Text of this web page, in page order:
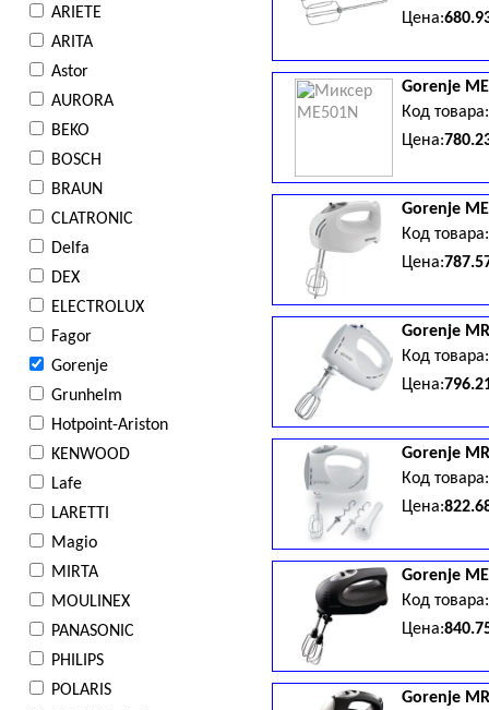
ARIETE
ARITA
Astor
AURORA
BEKO
BOSCH
BRAUN
CLATRONIC
Delfa
DEX
ELECTROLUX
Fagor
Gorenje
Grunhelm
Hotpoint-Ariston
KENWOOD
Lafe
LARETTI
Magio
MIRTA
MOULINEX
PANASONIC
PHILIPS
POLARIS
Цена:
Gorenje
Код
Цена:
Gorenje
Код
Цена:
Gorenje
Код
Цена:
Gorenje
Код
Цена:
Gorenje
Код
Цена:
Gorenje